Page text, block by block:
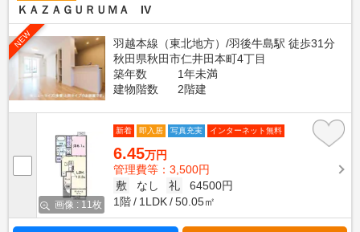
ＫＡＺＡＧＵＲＵＭＡ IV
NEW
羽越本線（東北地方）/羽後牛島駅 徒歩31分
秋田県秋田市仁井田本町4丁目
築年数
1年未満
建物階数
2階建
画像 : 11枚
新着 即入居 写真充実 インターネット無料
6.45万円
管理費等：3,500円
敷
なし 礼
64500円
1階
1LDK 50.05㎡